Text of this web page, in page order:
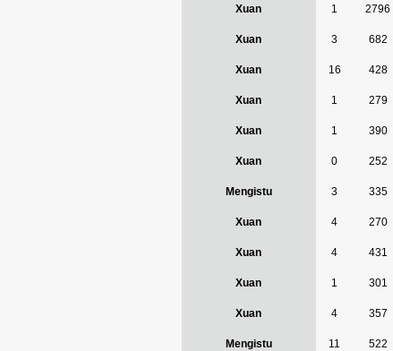
Xuan 1 2796
Xuan 3 682
Xuan 16 428
Xuan 1 279
Xuan 1 390
Xuan 0 252
Mengistu 3 335
Xuan 4 270
Xuan 4 431
Xuan 1 301
Xuan 4 357
Mengistu 11 522